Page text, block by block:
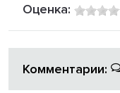
Оценка:
Комментарии: